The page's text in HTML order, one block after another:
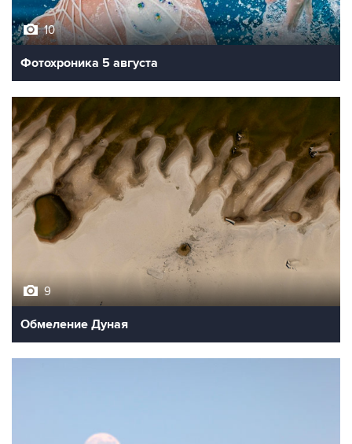
10
Фотохроника 5 августа
9
Обмеление Дуная